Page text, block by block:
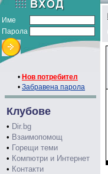
Име
Парола
• Нов потребител
• Забравена парола
Клубове
• Dir.bg
• Взаимопомощ
• Горещи теми
• Компютри и Интернет
• Контакти